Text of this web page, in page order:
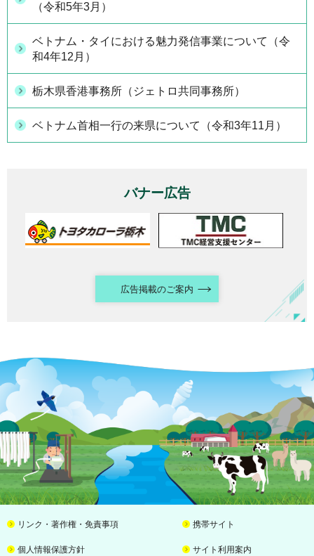
（令和5年3月）
ベトナム・タイにおける魅力発信事業について（令
和4年12月）
栃木県香港事務所（ジェトロ共同事務所）
ベトナム首相一行の来県について（令和3年11月）
バナー広告
広告掲載のご案内
リンク・著作権・免責事項 携帯サイト
個人情報保護方針 サイト利用案内